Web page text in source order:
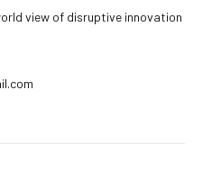
view of disruptive innovation